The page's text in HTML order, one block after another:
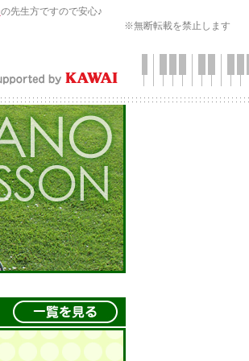
の先生方ですので安心♪
※無断転載を禁止します